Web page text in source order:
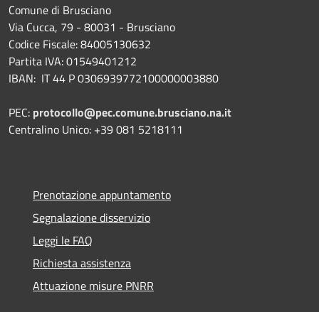
Comune di Brusciano
Via Cucca, 79 - 80031 - Brusciano
Codice Fiscale: 84005130632
Partita IVA: 01549401212
IBAN: IT 44 P 0306939772100000003880
PEC: protocollo@pec.comune.brusciano.na.it
Centralino Unico: +39 081 5218111
Prenotazione appuntamento
Segnalazione disservizio
Leggi le FAQ
Richiesta assistenza
Attuazione misure PNRR